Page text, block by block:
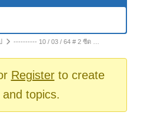
---------- 10 / 03 / 64 # 2 ซีด …
Registerto create
topics.